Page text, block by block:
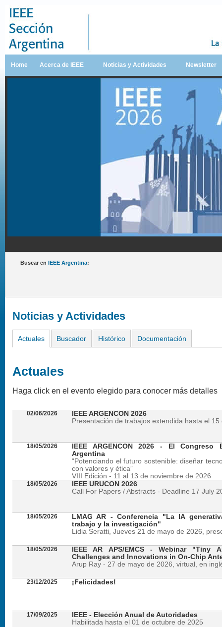
Home Acerca de IEEE Noticias y Actividades Newsletter
Buscar en IEEE Argentina:
Noticias y Actividades
Actuales Buscador Histórico Documentación
Actuales
Haga click en el evento elegido para conocer más detalles
02/06/2026
IEEE ARGENCON 2026
Presentación de trabajos extendida hasta el 15
18/05/2026
IEEE ARGENCON 2026 - El
Argentina
“Potenciando el futuro sostenible: diseñar
con valores y ética”
VIII Edición - 11 al 13 de noviembre de 2026
18/05/2026
IEEE URUCON 2026
Call For Papers / Abstracts - Deadline 17 July
18/05/2026
LMAG AR - Conferencia "La IA
trabajo y la investigación"
Lidia Seratti, Jueves 21 de mayo de 2026,
18/05/2026
IEEE AR APS/EMCS - Webinar "Tiny
Challenges and Innovations in On-Chip
Arup Ray - 27 de mayo de 2026, virtual, en
23/12/2025 ¡Felicidades!
17/09/2025
IEEE - Elección Anual de Autoridades
Habilitada hasta el 01 de octubre de 2025